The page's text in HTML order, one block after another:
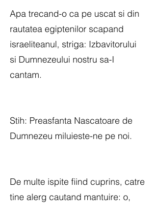
Apa trecand-o ca pe uscat si din
rautatea egiptenilor scapand
israeliteanul, striga: Izbavitorului
si Dumnezeului nostru sa-I
cantam.
Stih: Preasfanta Nascatoare de
Dumnezeu miluieste-ne pe noi.
De multe ispite fiind cuprins, catre
tine alerg cautand mantuire: o,